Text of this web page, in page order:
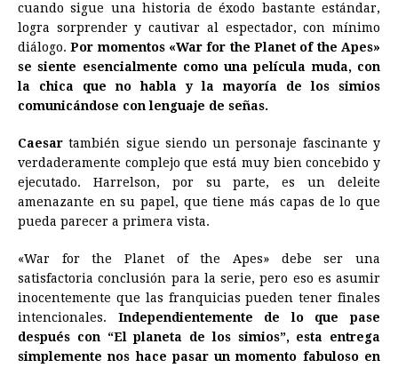
cuando sigue una historia de éxodo bastante estándar,
logra sorprender y cautivar al espectador, con mínimo
diálogo.Por momentos «War for the Planet of the Apes»
se siente esencialmente como una película muda, con
la chica que no habla y la mayoría de los simios
comunicándose con lenguaje de señas.
Caesar también sigue siendo un personaje fascinante y
verdaderamente complejo que está muy bien concebido y
ejecutado. Harrelson, por su parte, es un deleite
amenazante en su papel, que tiene más capas de lo que
pueda parecer a primera vista.
«War for the Planet of the Apes» debe ser una
satisfactoria conclusión para la serie, pero eso es asumir
inocentemente que las franquicias pueden tener finales
intencionales. Independientemente de lo que pase
después con “El planeta de los simios”, esta entrega
simplemente nos hace pasar un momento fabuloso en